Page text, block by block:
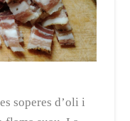
soperes d’oli i